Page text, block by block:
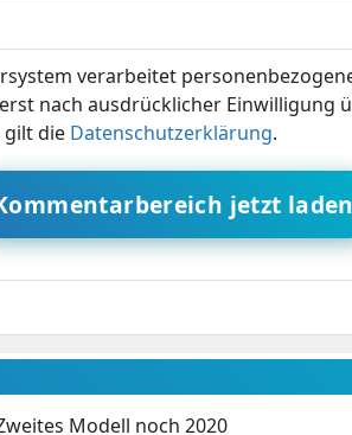
verarbeitet
nach ausdrücklicher Einwilligung
gilt die Datenschutzerklärung.
jetzt laden
Modell noch 2020